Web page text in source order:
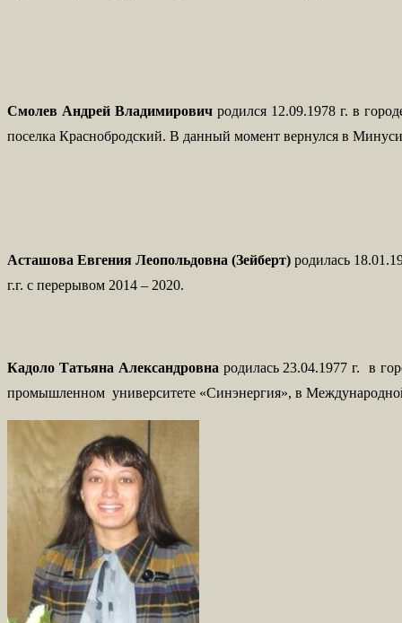
Смолев Андрей Владимирович родился 12.09.1978 г. в
поселка Краснобродский. В данный момент вернулся в
Асташова Евгения Леопольдовна (Зейберт)родилась
г.г. с перерывом 2014 – 2020.
Кадоло Татьяна Александровна родилась 23.04.1977 г. в
промышленном университете «Синэнергия», в